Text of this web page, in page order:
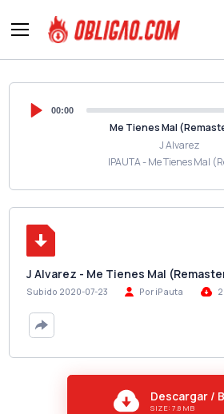
00:00
Me Tienes Mal
J Alvarez
IPAUTA - Me Tienes Mal
J Alvarez - Me Tienes Mal
Subido 2020-07-23 Por iPauta
Descargar /
SIZE: 7.8 MB